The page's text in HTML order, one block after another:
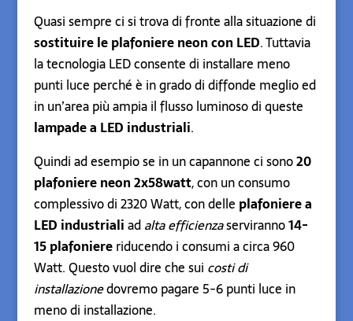
Quasi sempre ci si trova di fronte alla situazione di
sostituire le plafoniere neon con LED. Tuttavia
la tecnologia LED consente di installare meno
punti luce perché è in grado di diffonde meglio ed
in un’area più ampia il flusso luminoso di queste
lampade a LED industriali.
Quindi ad esempio se in un capannone ci sono20
plafoniere neon 2x58watt, con un consumo
complessivo di 2320 Watt, con delle plafoniere a
LED industrialiadalta efficienzaserviranno14-
15 plafoniereriducendo i consumi a circa 960
Watt. Questo vuol dire che sui costi di
installazionedovremo pagare 5-6 punti luce in
meno di installazione.